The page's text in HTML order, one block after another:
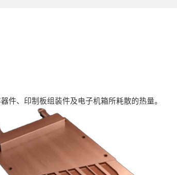
件、印制板组装件及电子机箱所耗散的热量。